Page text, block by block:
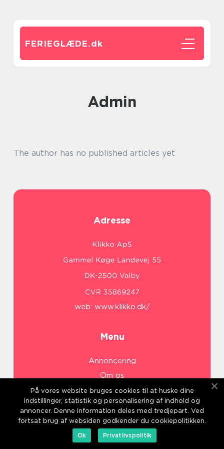
FERIEGLÆDE.dk
admin
The author has no published articles yet
Adresse
web: www.klikko.dk/
Menu
Annoncering
Om os
Cookies
Kontakt os
Sitemap
På vores website bruges cookies til at huske dine
indstillinger, statistik og personalisering af indhold og
annoncer. Denne information deles med tredjepart. Ved
fortsat brug af websiden godkender du cookiepolitikken.
Ok
Privatlivspolitik